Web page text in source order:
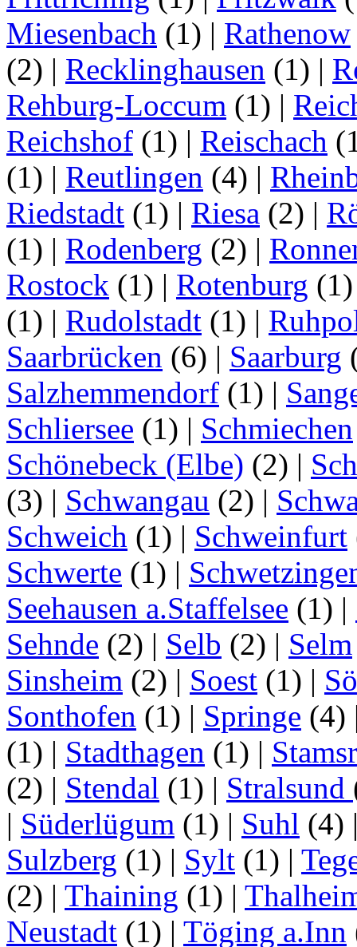
Miesenbach (1) | Rathenow
(2) | Recklinghausen (1) |
Rehburg-Loccum (1) |
Reichshof (1) | Reischach
(1) | Reutlingen (4) |
Riedstadt (1) | Riesa (2) |
(1) | Rodenberg (2) |
Rostock (1) | Rotenburg
(1) | Rudolstadt (1) |
Saarbrücken (6) | Saarburg
Salzhemmendorf (1) |
Schliersee (1) | Schmiechen
Schönebeck (Elbe) (2) |
(3) | Schwangau (2) |
Schweich (1) | Schweinfurt
Schwerte (1) |
Seehausen a.Staffelsee (1) |
Sehnde (2) | Selb (2) | Selm
Sinsheim (2) | Soest (1) |
Sonthofen (1) | Springe (4)
(1) | Stadthagen (1) |
(2) | Stendal (1) | Stralsund
| Süderlügum (1) | Suhl (4)
Sulzberg (1) | Sylt (1) |
(2) | Thaining (1) |
Neustadt (1) | Töging a.Inn